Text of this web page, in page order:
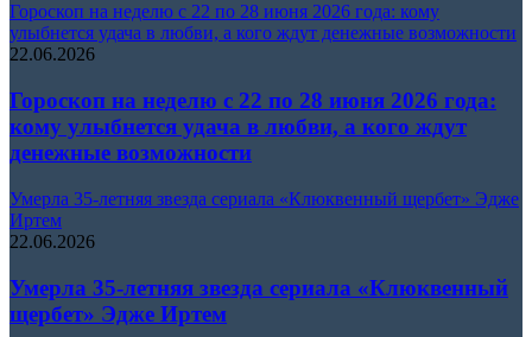
Гороскоп на неделю с 22 по 28 июня 2026 года: кому
улыбнется удача в любви, а кого ждут денежные возможности
22.06.2026
Гороскоп на неделю с 22 по 28 июня 2026 года:
кому улыбнется удача в любви, а кого ждут
денежные возможности
Умерла 35-летняя звезда сериала «Клюквенный щербет» Эдже
Иртем
22.06.2026
Умерла 35-летняя звезда сериала «Клюквенный
щербет» Эдже Иртем